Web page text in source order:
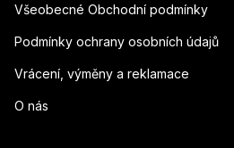
Všeobecné Obchodní podmínky
Podmínky ochrany osobních údajů
Vrácení, výměny a reklamace
O nás